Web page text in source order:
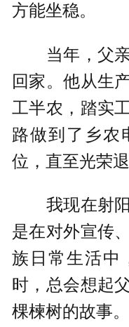
方能坐稳。
当年，父亲
回家。他从生
工半农，踏实
路做到了乡农
位，直至光荣退
我现在射阳
是在对外宣传
族日常生活中
时，总会想起
棵楝树的故事。